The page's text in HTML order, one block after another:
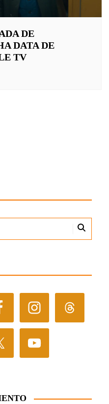
DE
DATA DE
TV